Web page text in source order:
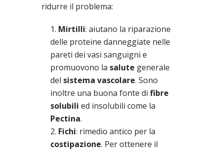
ridurre il problema:
Mirtilli: aiutano la riparazione
delle proteine danneggiate nelle
pareti dei vasi sanguigni e
promuovono la salute generale
del sistema vascolare. Sono
inoltre una buona fonte di fibre
solubili ed insolubili come la
Pectina.
Fichi: rimedio antico per la
costipazione. Per ottenere il